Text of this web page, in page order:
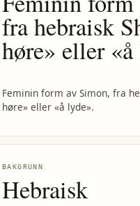
fra hebraisk
høre» eller
Feminin form av Simon, fra
høre» eller «å lyde».
BAKGRUNN
Hebraisk